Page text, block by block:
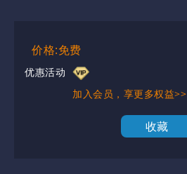
价格:免费
优惠活动
加入会员，享更多权益>>
收藏